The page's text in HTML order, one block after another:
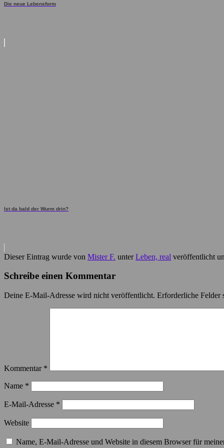
Die neue Lebensform
Ist da bald der Wurm drin?
Dieser Eintrag wurde von Mister F. unterLeben, real veröffentlicht
Schreibe einen Kommentar
Deine E-Mail-Adresse wird nicht veröffentlicht. Erforderliche Felder
Kommentar *
Name *
E-Mail-Adresse *
Website
Name, E-Mail-Adresse und Website in diesem Browser für